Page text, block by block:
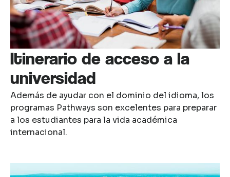
Itinerario de acceso a la
universidad
Además de ayudar con el dominio del idioma, los
programas Pathways son excelentes para preparar
a los estudiantes para la vida académica
internacional.